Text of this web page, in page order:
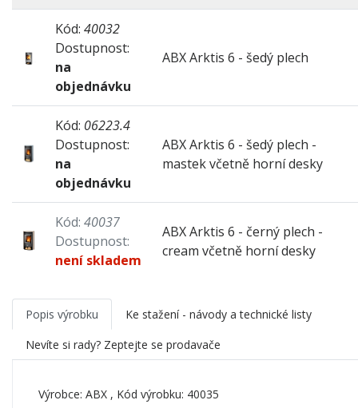
Kód: 40032
Dostupnost:
na
objednávku
ABX Arktis 6 - šedý plech
Kód: 06223.4
Dostupnost:
na
objednávku
ABX Arktis 6 - šedý plech -
mastek včetně horní desky
Kód: 40037
Dostupnost:
není skladem
ABX Arktis 6 - černý plech -
cream včetně horní desky
Popis výrobku
Ke stažení - návody a technické listy
Nevíte si rady? Zeptejte se prodavače
Výrobce: ABX , Kód výrobku: 40035